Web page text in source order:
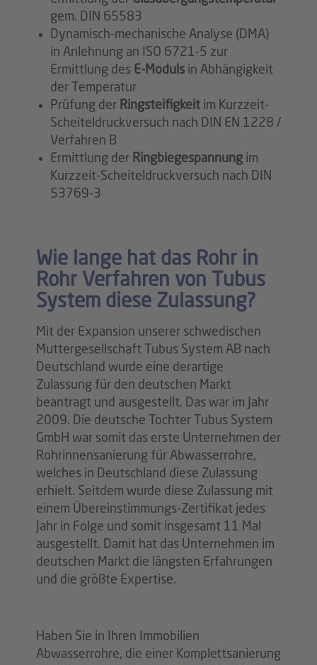
gem. DIN 65583
Dynamisch-mechanische Analyse (DMA)
in Anlehnung an ISO 6721-5 zur
Ermittlung des E-Moduls in Abhängigkeit
der Temperatur
Prüfung der Ringsteifigkeit im Kurzzeit-
Scheiteldruckversuch nach DIN EN 1228 /
Verfahren B
Ermittlung der Ringbiegespannung im
Kurzzeit-Scheiteldruckversuch nach DIN
53769-3
Wie lange hat das Rohr in
Rohr Verfahren von Tubus
System diese Zulassung?
Mit der Expansion unserer schwedischen
Muttergesellschaft Tubus System AB nach
Deutschland wurde eine derartige
Zulassung für den deutschen Markt
beantragt und ausgestellt. Das war im Jahr
2009. Die deutsche Tochter Tubus System
GmbH war somit das erste Unternehmen der
Rohrinnensanierung für Abwasserrohre,
welches in Deutschland diese Zulassung
erhielt. Seitdem wurde diese Zulassung mit
einem Übereinstimmungs-Zertifikat jedes
Jahr in Folge und somit insgesamt 11 Mal
ausgestellt. Damit hat das Unternehmen im
deutschen Markt die längsten Erfahrungen
und die größte Expertise.
Haben Sie in Ihren Immobilien
Abwasserrohre, die einer Komplettsanierung